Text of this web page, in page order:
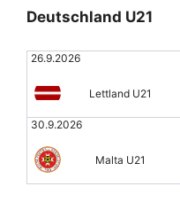
Deutschland U21
26.9.2026
Lettland U21
30.9.2026
Malta U21